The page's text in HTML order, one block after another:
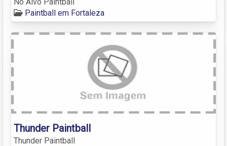
Paintball em Fortaleza
Thunder Paintball
Thunder Paintball